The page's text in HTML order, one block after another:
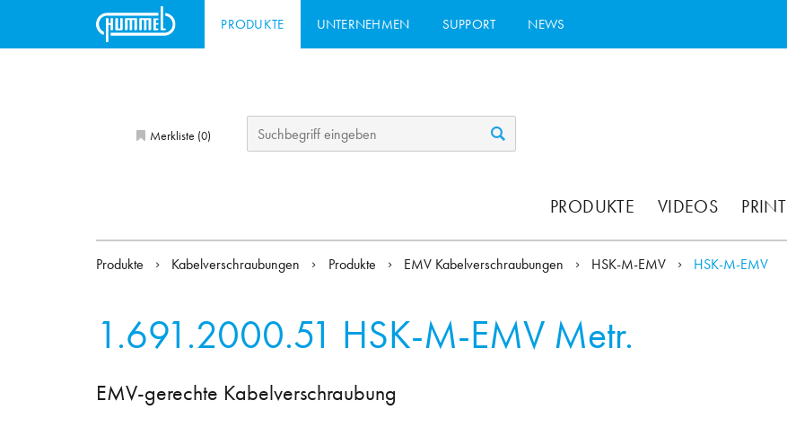
PRODUKTE UNTERNEHMEN SUPPORT NEWS
Merkliste (0)
PRODUKTE VIDEOS PRINT
Produkte Kabelverschraubungen Produkte EMV Kabelverschraubungen HSK-M-EMV HSK-M-EMV
1.691.2000.51 HSK-M-EMV Metr.
EMV-gerechte Kabelverschraubung